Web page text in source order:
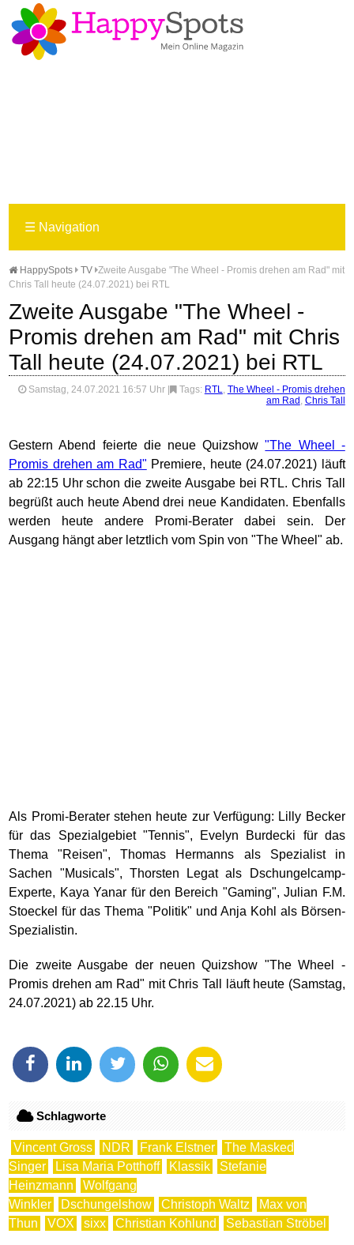
☰ Navigation
HappySpots TV Zweite Ausgabe "The Wheel - Promis drehen am Rad" mit
Chris Tall heute (24.07.2021) bei RTL
Zweite Ausgabe "The Wheel -
Promis drehen am Rad" mit Chris
Tall heute (24.07.2021) bei RTL
Samstag, 24.07.2021 16:57 Uhr Tags: RTL, The Wheel - Promis drehen
am Rad , Chris Tall
Gestern Abend feierte die neue Quizshow"The Wheel -
Promis drehen am Rad" Premiere, heute (24.07.2021) läuft
ab 22:15 Uhr schon die zweite Ausgabe bei RTL. Chris Tall
begrüßt auch heute Abend drei neue Kandidaten. Ebenfalls
werden heute andere Promi-Berater dabei sein. Der
Ausgang hängt aber letztlich vom Spin von "The Wheel" ab.
Als Promi-Berater stehen heute zur Verfügung: Lilly Becker
für das Spezialgebiet "Tennis", Evelyn Burdecki für das
Thema "Reisen", Thomas Hermanns als Spezialist in
Sachen "Musicals", Thorsten Legat als Dschungelcamp-
Experte, Kaya Yanar für den Bereich "Gaming", Julian F.M.
Stoeckel für das Thema "Politik" und Anja Kohl als Börsen-
Spezialistin.
Die zweite Ausgabe der neuen Quizshow "The Wheel -
Promis drehen am Rad" mit Chris Tall läuft heute (Samstag,
24.07.2021) ab 22.15 Uhr.
Schlagworte
Vincent Gross NDR Frank Elstner
The Masked
Singer
Lisa Maria Potthoff Klassik
Stefanie
Heinzmann
Wolfgang
Winkler
Dschungelshow Christoph Waltz
Max von
Thun
VOX sixx Christian Kohlund Sebastian Ströbel